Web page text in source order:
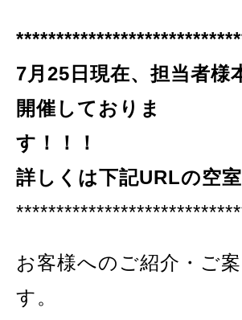
7月25 日現在、担当者
開催しておりま
す！！！
詳しくは下記URLの空
お客様へのご紹介・ご
す。